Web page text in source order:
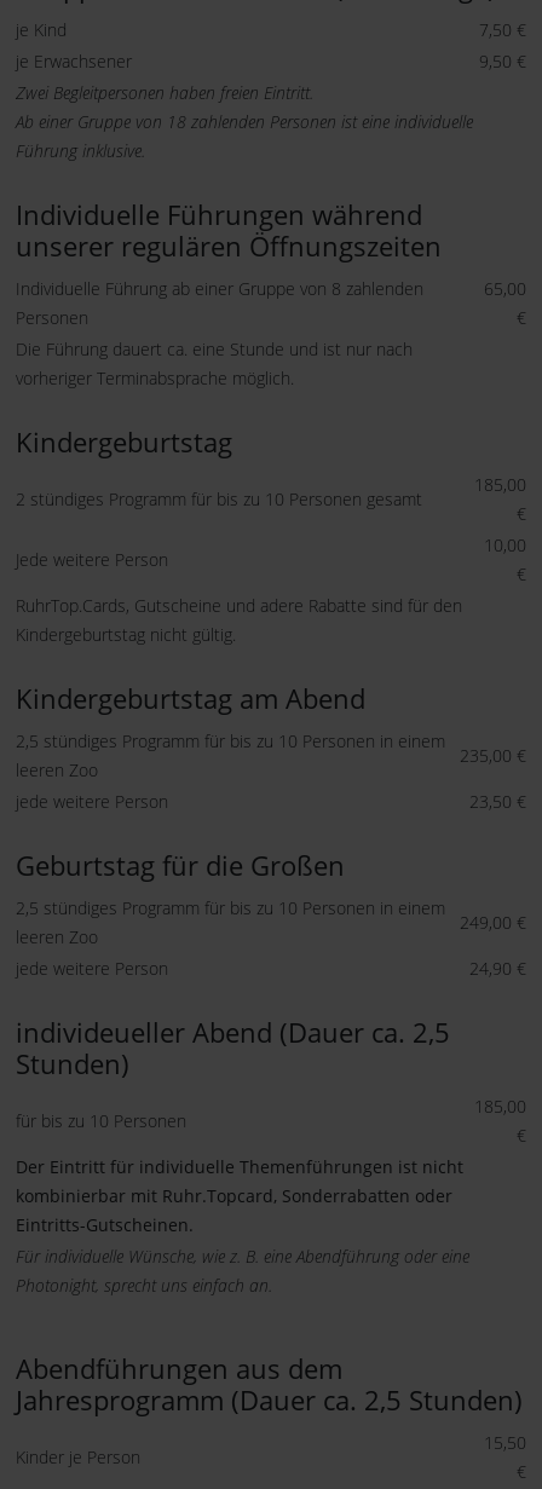
je Kind
7,50 €
je Erwachsener
9,50 €
Zwei Begleitpersonen haben freien Eintritt.
Ab einer Gruppe von 18 zahlenden Personen ist eine individuelle
Führung inklusive.
Individuelle Führungen während
unserer regulären Öffnungszeiten
Individuelle Führung ab einer Gruppe von 8 zahlenden
Personen
65,00
€
Die Führung dauert ca. eine Stunde und ist nur nach
vorheriger Terminabsprache möglich.
Kindergeburtstag
2 stündiges Programm für bis zu 10 Personen gesamt
185,00
€
Jede weitere Person
10,00
€
RuhrTop.Cards, Gutscheine und adere Rabatte sind für den
Kindergeburtstag nicht gültig.
Kindergeburtstag am Abend
2,5 stündiges Programm für bis zu 10 Personen in einem
leeren Zoo
235,00 €
jede weitere Person
23,50 €
Geburtstag für die Großen
2,5 stündiges Programm für bis zu 10 Personen in einem
leeren Zoo
249,00 €
jede weitere Person
24,90 €
individeueller Abend (Dauer ca. 2,5
Stunden)
für bis zu 10 Personen
185,00
€
Der Eintritt für individuelle Themenführungen ist nicht
kombinierbar mit Ruhr.Topcard, Sonderrabatten oder
Eintritts-Gutscheinen.
Für individuelle Wünsche, wie z. B. eine Abendführung oder eine
Photonight, sprecht uns einfach an.
Abendführungen aus dem
Jahresprogramm (Dauer ca. 2,5 Stunden)
Kinder je Person
15,50
€